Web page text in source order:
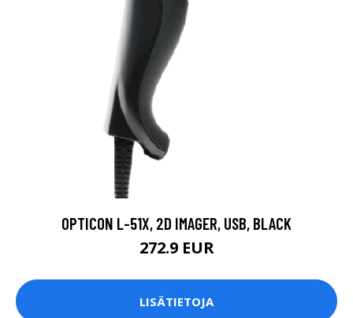
OPTICON L-51X, 2D IMAGER, USB, BLACK
272.9 EUR
LISÄTIETOJA